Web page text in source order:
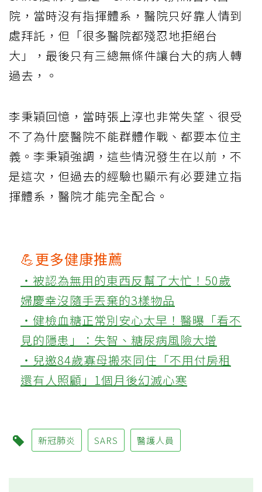
院，當時沒有指揮體系，醫院只好靠人情到
處拜託，但「很多醫院都殘忍地拒絕台
大」，最後只有三總無條件讓台大的病人轉
過去，。
李秉穎回憶，當時張上淳也非常失望、很受
不了為什麼醫院不能群體作戰、都要本位主
義。李秉穎強調，這些情況發生在以前，不
是這次，但過去的經驗也顯示有必要建立指
揮體系，醫院才能完全配合。
💪更多健康推薦
‧被認為無用的東西反幫了大忙！50歲
婦慶幸沒隨手丟棄的3樣物品
‧健檢血糖正常別安心太早！醫曝「看不
見的隱患」：失智、糖尿病風險大增
‧兒邀84歲寡母搬來同住「不用付房租
還有人照顧」1個月後幻滅心寒
新冠肺炎 SARS 醫護人員